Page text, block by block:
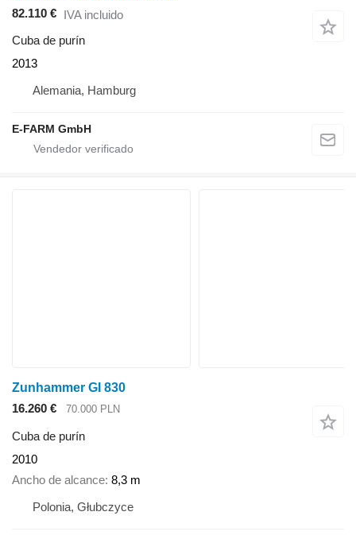
82.110 € IVA incluido
Cuba de purín
2013
Alemania, Hamburg
E-FARM GmbH
Zunhammer GI 830
16.260 €
70.000 PLN
Cuba de purín
2010
Ancho de alcance 8,3 m
Polonia, Głubczyce